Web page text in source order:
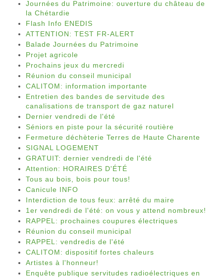
Journées du Patrimoine: ouverture du château de
la Chétardie
Flash Info ENEDIS
ATTENTION: TEST FR-ALERT
Balade Journées du Patrimoine
Projet agricole
Prochains jeux du mercredi
Réunion du conseil municipal
CALITOM: information importante
Entretien des bandes de servitude des
canalisations de transport de gaz naturel
Dernier vendredi de l'été
Séniors en piste pour la sécurité routière
Fermeture déchèterie Terres de Haute Charente
SIGNAL LOGEMENT
GRATUIT: dernier vendredi de l'été
Attention: HORAIRES D'ÉTÉ
Tous au bois, bois pour tous!
Canicule INFO
Interdiction de tous feux: arrêté du maire
1er vendredi de l'été: on vous y attend nombreux!
RAPPEL: prochaines coupures électriques
Réunion du conseil municipal
RAPPEL: vendredis de l'été
CALITOM: dispositif fortes chaleurs
Artistes à l'honneur!
Enquête publique servitudes radioélectriques en